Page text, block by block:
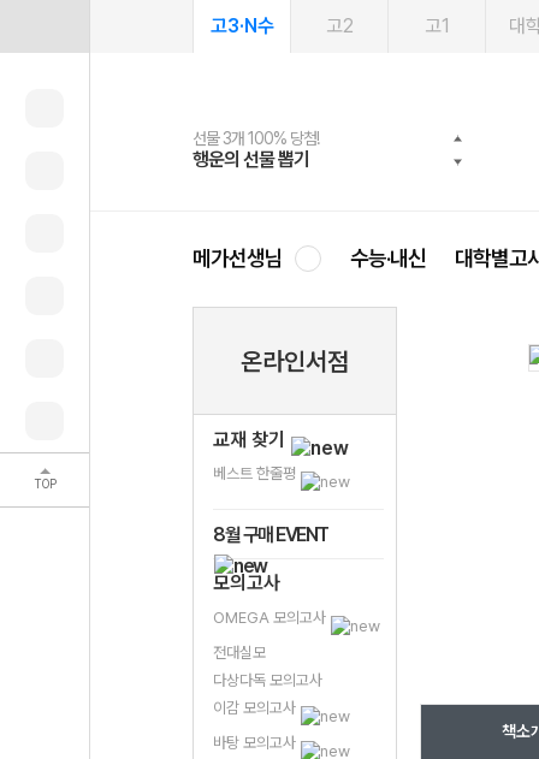
TOP
고3·N수 고2 고1 대
선물 3개 100% 당첨!
행운의 선물 뽑기
선물 100% 증정!
메가스터디 X 올리브
2027 러셀 단과
강사 공개선발
스마트러닝앱
설문 EVENT
메가패스
3일 무료 체험권
메가패스 수강생 무료혜택!
메가클럽 멤버십
사회공헌 캠페인
희망이룸 메가나눔
메가선생님 수능·내신 대학별고
온라인서점
교재 찾기
베스트 한줄평
8월 구매 EVENT
모의고사
OMEGA 모의고사
전대실모
다상다독 모의고사
이감 모의고사
바탕 모의고사
책소